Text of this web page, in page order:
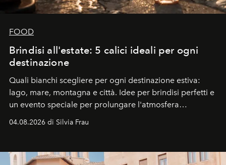
FOOD
Brindisi all'estate: 5 calici ideali per ogni
destinazione
Quali bianchi scegliere per ogni destinazione estiva:
lago, mare, montagna e città. Idee per brindisi perfetti e
un evento speciale per prolungare l'atmosfera
04.08.2026 di Silvia Frau